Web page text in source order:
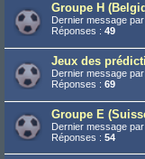
Groupe H
Dernier message par
Réponses : 49
Jeux des
Dernier message par
Réponses : 69
Groupe E
Dernier message par
Réponses : 54